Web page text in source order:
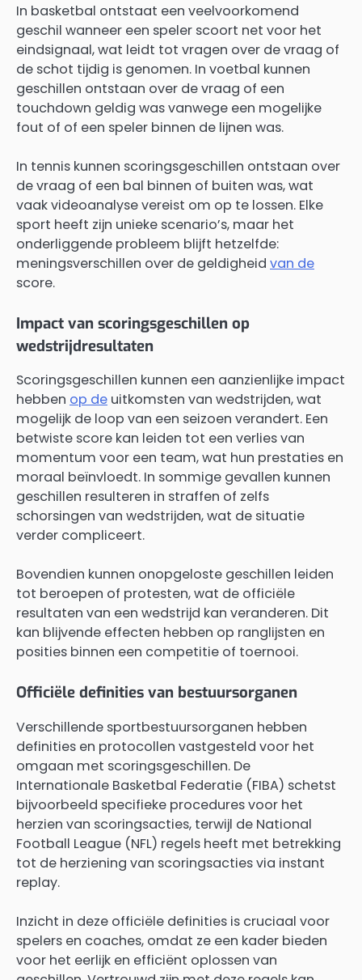
In basketbal ontstaat een veelvoorkomend
geschil wanneer een speler scoort net voor het
eindsignaal, wat leidt tot vragen over de vraag of
de schot tijdig is genomen. In voetbal kunnen
geschillen ontstaan over de vraag of een
touchdown geldig was vanwege een mogelijke
fout of of een speler binnen de lijnen was.
In tennis kunnen scoringsgeschillen ontstaan over
de vraag of een bal binnen of buiten was, wat
vaak videoanalyse vereist om op te lossen. Elke
sport heeft zijn unieke scenario’s, maar het
onderliggende probleem blijft hetzelfde:
meningsverschillen over de geldigheid van de
score.
Impact van scoringsgeschillen op
wedstrijdresultaten
Scoringsgeschillen kunnen een aanzienlijke impact
hebben op de uitkomsten van wedstrijden, wat
mogelijk de loop van een seizoen verandert. Een
betwiste score kan leiden tot een verlies van
momentum voor een team, wat hun prestaties en
moraal beïnvloedt. In sommige gevallen kunnen
geschillen resulteren in straffen of zelfs
schorsingen van wedstrijden, wat de situatie
verder compliceert.
Bovendien kunnen onopgeloste geschillen leiden
tot beroepen of protesten, wat de officiële
resultaten van een wedstrijd kan veranderen. Dit
kan blijvende effecten hebben op ranglijsten en
posities binnen een competitie of toernooi.
Officiële definities van bestuursorganen
Verschillende sportbestuursorganen hebben
definities en protocollen vastgesteld voor het
omgaan met scoringsgeschillen. De
Internationale Basketbal Federatie (FIBA) schetst
bijvoorbeeld specifieke procedures voor het
herzien van scoringsacties, terwijl de National
Football League (NFL) regels heeft met betrekking
tot de herziening van scoringsacties via instant
replay.
Inzicht in deze officiële definities is cruciaal voor
spelers en coaches, omdat ze een kader bieden
voor het eerlijk en efficiënt oplossen van